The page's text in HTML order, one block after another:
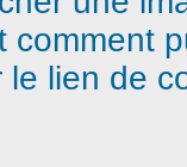
comment
lien de